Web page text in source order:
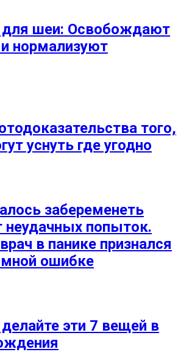
для шеи: Освобождают
нормализуют
того,
уснуть где угодно
забеременеть
неудачных попыток.
в панике признался
ошибке
эти 7 вещей в